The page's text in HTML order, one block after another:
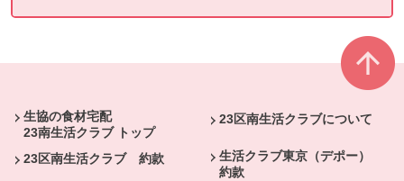
生協の食材宅配
23南生活クラブ トップ
23区南生活クラブについて
23区南生活クラブ 約款
生活クラブ東京（デポー）
約款